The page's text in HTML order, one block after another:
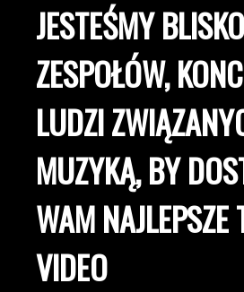
JESTEŚMY BLISKO
ZESPOŁÓW,
LUDZI
MUZYKĄ, BY
WAM NAJLEPSZE
VIDEO